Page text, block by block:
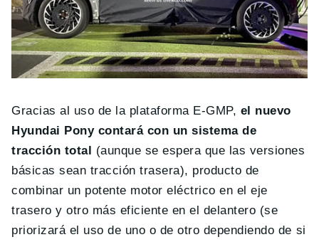
Gracias al uso de la plataforma E-GMP, el nuevo
Hyundai Pony contará con un sistema de
tracción total (aunque se espera que las versiones
básicas sean tracción trasera), producto de
combinar un potente motor eléctrico en el eje
trasero y otro más eficiente en el delantero (se
priorizará el uso de uno o de otro dependiendo de si